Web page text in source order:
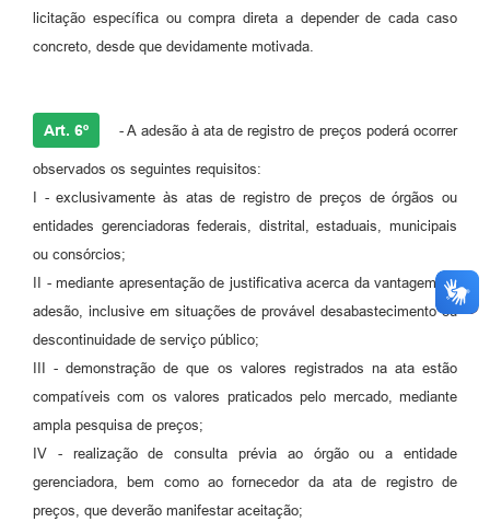
licitação específica ou compra direta a depender de cada caso
concreto, desde que devidamente motivada.
Art. 6º - A adesão à ata de registro de preços poderá ocorrer
observados os seguintes requisitos:
I - exclusivamente às atas de registro de preços de órgãos ou
entidades gerenciadoras federais, distrital, estaduais, municipais
ou consórcios;
II - mediante apresentação de justificativa acerca da vantagem da
adesão, inclusive em situações de provável desabastecimento ou
descontinuidade de serviço público;
III - demonstração de que os valores registrados na ata estão
compatíveis com os valores praticados pelo mercado, mediante
ampla pesquisa de preços;
IV - realização de consulta prévia ao órgão ou a entidade
gerenciadora, bem como ao fornecedor da ata de registro de
preços, que deverão manifestar aceitação;